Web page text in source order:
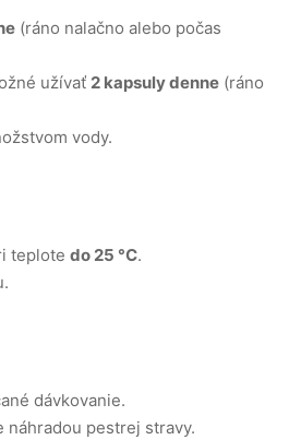
(ráno nalačno alebo počas
užívať 2 kapsuly denne (ráno
vody.
teplote do 25 °C.
dávkovanie.
náhradou pestrej stravy.